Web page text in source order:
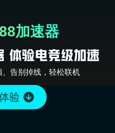
加速器
告别掉线，轻松联机